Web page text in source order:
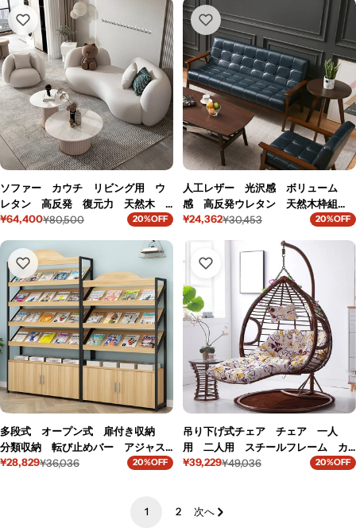
プル ホワイト カスタマイズ可
能 BGGB-M-005-kc
ル
価
格
価
格
き 重厚感 カスタマイズ可能
SNZ-C040-kc
ル
価
格
価
格
ソファー カウチ リビング用 ウ
レタン 高反発 復元力 天然木
インテリア シェルパ生地 通気
ュ カスタマイズ可能 BSF-K069-
kc
セ
価
格
¥64,400
通
格
¥80,500 20%OFF
人工レザー 光沢感 ボリューム
感 高反発ウレタン 天然木枠組
み 広い座面 ソファ リビング
い カスタマイズ可能 SFY-K-002-
27-kc
セ
価
格
¥24,362
通
格
¥30,453 20%OFF
多段式 オープン式 扉付き収納
分類収納 転び止めバー アジャス
ター エコ板材 スチールフレー
タマイズ可能 CWG-K-073-25-kc
セ
¥28,829
通
¥36,036 20%OFF
吊り下げ式チェア チェア 一人
用 二人用 スチールフレーム カ
ジュアル ポリコットン ラタン
セ
¥39,229
通
¥49,036 20%OFF
1 2 次へ